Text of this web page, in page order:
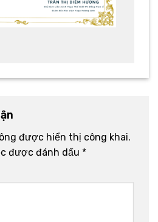
được hiển thị công khai.
được đánh dấu *